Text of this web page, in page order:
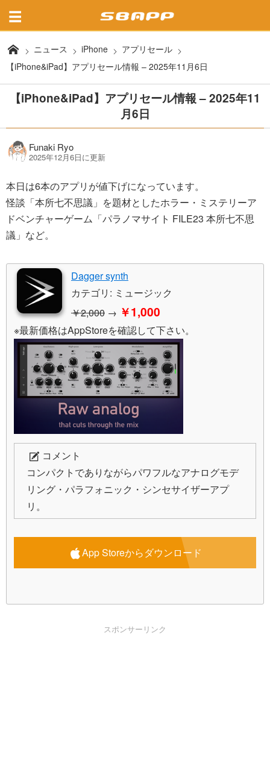
ニュース iPhone
アプリセール
【iPhone&iPad】アプリセール情報 – 2025年11月6日
【iPhone&iPad】アプリセール情報 – 2025年11
月6日
Funaki Ryo
2025年12月6日に更新
本日は6本のアプリが値下げになっています。
怪談「本所七不思議」を題材としたホラー・ミステリーア
ドベンチャーゲーム「パラノマサイト FILE23 本所七不思
議」など。
Dagger synth
カテゴリ: ミュージック
￥2,000 → ￥1,000
※最新価格はAppStoreを確認して下さい。
コメント
コンパクトでありながらパワフルなアナログモデ
リング・パラフォニック・シンセサイザーアプ
リ。
App Storeからダウンロード
スポンサーリンク